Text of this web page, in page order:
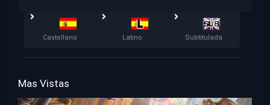
Castellano Latino Subtitulada
Mas Vistas